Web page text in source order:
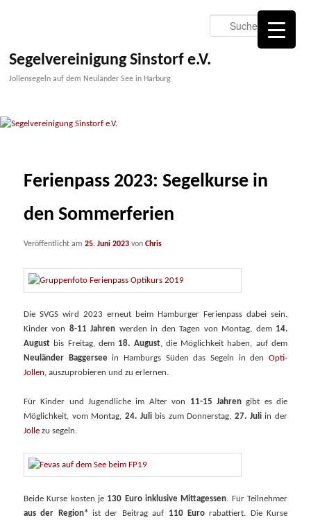
Segelvereinigung Sinstorf e.V.
Jollensegeln auf dem Neuländer See in Harburg
Ferienpass 2023: Segelkurse in
den Sommerferien
Veröffentlicht am25. Juni 2023 vonChris
Die SVGS wird 2023 erneut beim Hamburger Ferienpass dabei sein.
Kinder von 8-11 Jahren werden in den Tagen von Montag, dem 14.
August bis Freitag, dem 18. August, die Möglichkeit haben, auf dem
Neuländer Baggerseein Hamburgs Süden das Segeln in den Opti-
Jollen, auszuprobieren und zu erlernen.
Für Kinder und Jugendliche im Alter von 11-15 Jahrengibt es die
Möglichkeit, vom Montag, 24. Julibis zum Donnerstag,27. Juliin der
Jolle zu segeln.
Beide Kurse kosten je 130 Euro inklusive Mittagessen. Für Teilnehmer
aus der Region* ist der Beitrag auf 110 Eurorabattiert. Die Kurse